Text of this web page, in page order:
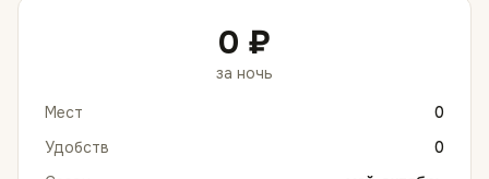
0 ₽
за ночь
Мест
0
Удобств
0